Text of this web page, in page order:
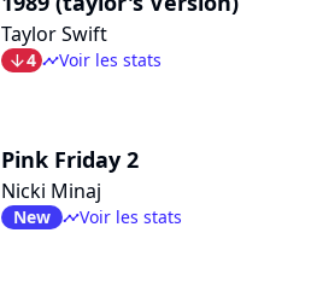
Taylor Swift
arrow_bot4 timelineVoir les stats
Pink Friday 2
Nicki Minaj
New timelineVoir les stats